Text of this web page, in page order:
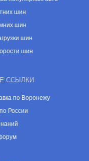
шин
шин
шин
шин
ССЫЛКИ
по Воронежу
России